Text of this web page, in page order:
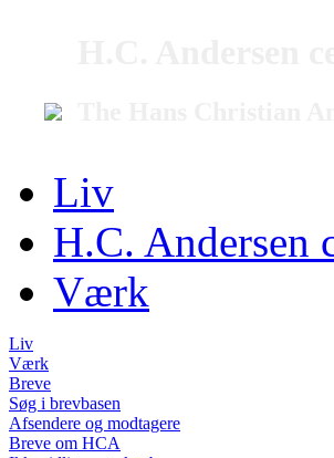
Liv
H.C. Andersen
Værk
Liv
Værk
Breve
Søg i brevbasen
Afsendere og modtagere
Breve om HCA